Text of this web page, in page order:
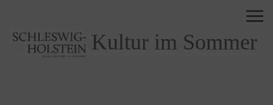
Kultur im Sommer